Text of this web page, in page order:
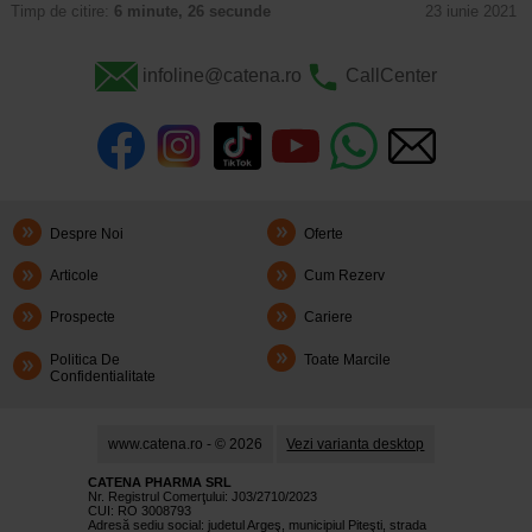
Timp de citire: 6 minute, 26 secunde 23 iunie 2021
infoline@catena.ro CallCenter
Despre Noi Oferte
Articole Cum Rezerv
Prospecte Cariere
Politica De
Confidentialitate
Toate Marcile
www.catena.ro - © 2026 Vezi varianta desktop
CATENA PHARMA SRL
Nr. Registrul Comerţului: J03/2710/2023
CUI: RO 3008793
Adresă sediu social: judetul Argeş, municipiul Piteşti, strada